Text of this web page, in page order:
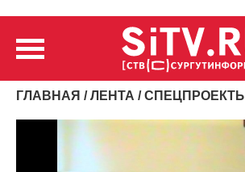
ГЛАВНАЯ /ЛЕНТА / СПЕЦПРОЕКТЫ